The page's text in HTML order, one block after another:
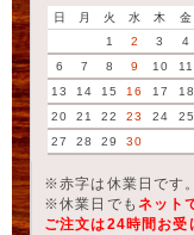
日 月 火 水 木 金
1
2 3 4
6
7 8 9 10 11
13
14 15 16 17 18
20
21 22 23 24 25
27
28 29 30
※赤字は休業日です。
※休業日でも ネット
ご注文は24時間お受